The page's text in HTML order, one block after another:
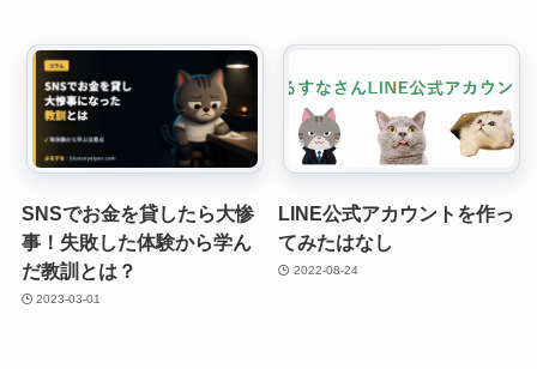
SNSでお金を貸したら大惨
事！失敗した体験から学ん
だ教訓とは？
2023-03-01
LINE公式アカウントを作っ
てみたはなし
2022-08-24